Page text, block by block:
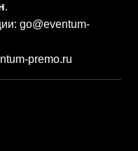
.
go@eventum-
premo.ru